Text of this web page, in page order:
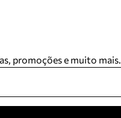
promoções e muito mais.